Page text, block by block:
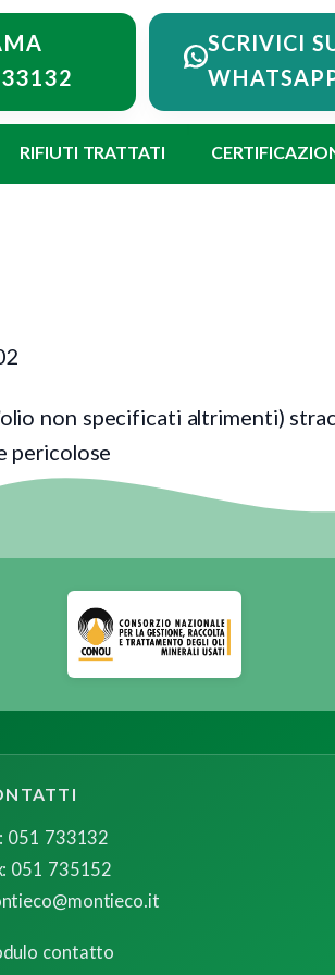
SCRIVICI
RIFIUTI TRATTATI
non specificati altrimenti)
pericolose
051 733132
051 735152
contatto